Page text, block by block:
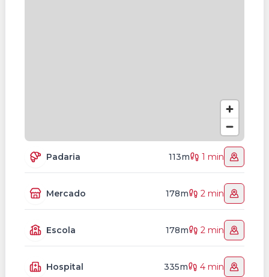
Padaria 113m 1 min
Mercado 178m 2 min
Escola 178m 2 min
Hospital 335m 4 min